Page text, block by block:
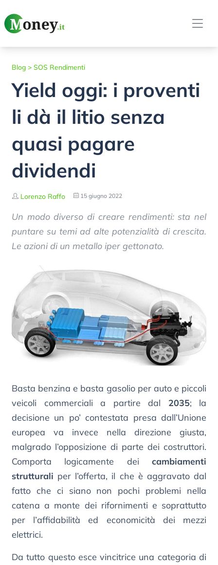
Blog > SOS Rendimenti
Yield oggi: i proventi
li dà il litio senza
quasi pagare
dividendi
Lorenzo Raffo 15 giugno 2022
Un modo diverso di creare rendimenti: sta nel
puntare su temi ad alte potenzialità di crescita.
Le azioni di un metallo iper gettonato.
Basta benzina e basta gasolio per auto e piccoli
veicoli commerciali a partire dal 2035; la
decisione un po’ contestata presa dall’Unione
europea va invece nella direzione giusta,
malgrado l’opposizione di parte dei costruttori.
Comporta logicamente dei cambiamenti
strutturali per l’offerta, il che è aggravato dal
fatto che ci siano non pochi problemi nella
catena a monte dei rifornimenti e soprattutto
per l’affidabilità ed economicità dei mezzi
elettrici.
Da tutto questo esce vincitrice una categoria di